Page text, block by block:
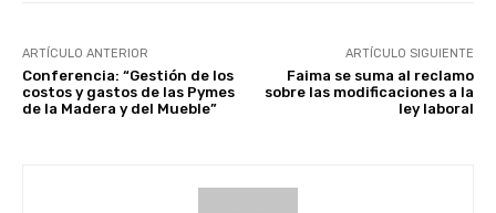
ARTÍCULO ANTERIOR
Conferencia: “Gestión de los
costos y gastos de las Pymes
de la Madera y del Mueble”
ARTÍCULO SIGUIENTE
Faima se suma al reclamo
sobre las modificaciones a la
ley laboral